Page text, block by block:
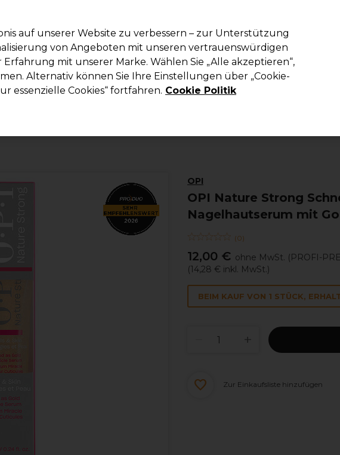
Suchen
Saloneinrichtung Kosmetik Herrenfriseur Inspiration Die
OPI
OPI Nature Strong
Nagelhautserum mit
(0)
12,00 € ohne MwSt. (PROFI-
(14,28 € inkl. MwSt.)
BEIM KAUF VON 1 STÜCK,
Zur Einkaufsliste hinzufügen
auf unserer Website zu verbessern – zur Unterstützung
von Angeboten mit unseren vertrauenswürdigen
mit unserer Marke. Wählen Sie „Alle akzeptieren“,
Alternativ können Sie Ihre Einstellungen über „Cookie-
essenzielle Cookies“ fortfahren. Cookie Politik